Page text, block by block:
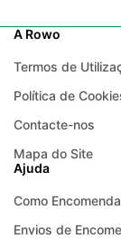
A Rowo
Termos de
Política de
Contacte-nos
Mapa do Site
Ajuda
Como
Envios de